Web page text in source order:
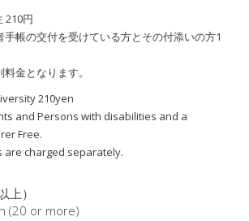
210円
帳の交付を受けている方とその付添いの方1
金となります。
210yen
and Persons with disabilities and a
Free.
are charged separately.
上）
(20 or more)